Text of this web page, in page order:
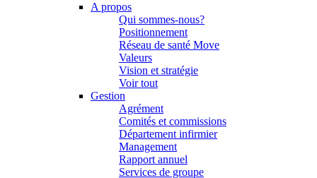
A propos
Qui sommes-nous?
Positionnement
Réseau de santé Move
Valeurs
Vision et stratégie
Voir tout
Gestion
Agrément
Comités et commissions
Département infirmier
Management
Rapport annuel
Services de groupe